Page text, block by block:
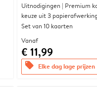
Uitnodigingen | Premium
keuze uit 3
Set van 10 kaarten
Vanaf
€ 11,99
offers Elke dag lage prijzen